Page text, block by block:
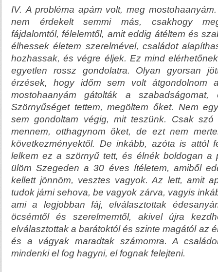
IV. A probléma apám volt, meg
nem érdekelt semmi más, csakhogy
fájdalomtól, félelemtől, amit eddig átéltem és
élhessek életem szerelmével, családot
hozhassak, és végre éljek. Ez mind
egyetlen rossz gondolatra. Olyan gyorsan
érzések, hogy időm sem volt átgondolnom
mostohaanyám gátolták a
Szörnyűséget tettem, megöltem őket. Nem
sem gondoltam végig, mit teszünk. Csak
mennem, otthagynom őket, de ezt nem
következményektől. De inkább, azóta is attól
lelkem ez a szörnyű tett, és élnék boldogan a
ülöm Szegeden a 30 éves ítéletem, amiből
kellett jönnöm, vesztes vagyok. Az lett, amit
tudok járni sehova, be vagyok zárva, vagyis
ami a legjobban fáj, elválasztottak
öcsémtől és szerelmemtől, akivel újra
elválasztottak a barátoktól és szinte magától az
és a vágyak maradtak számomra. A
mindenki el fog hagyni, el fognak felejteni.